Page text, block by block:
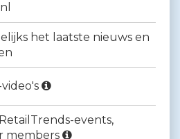
het laatste nieuws en
events,
members